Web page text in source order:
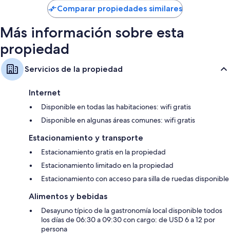
de
$108
Comparar propiedades similares
Más información sobre esta
propiedad
Servicios de la propiedad
Internet
Disponible en todas las habitaciones: wifi gratis
Disponible en algunas áreas comunes: wifi gratis
Estacionamiento y transporte
Estacionamiento gratis en la propiedad
Estacionamiento limitado en la propiedad
Estacionamiento con acceso para silla de ruedas disponible
Alimentos y bebidas
Desayuno típico de la gastronomía local disponible todos
los días de 06:30 a 09:30 con cargo: de USD 6 a 12 por
persona